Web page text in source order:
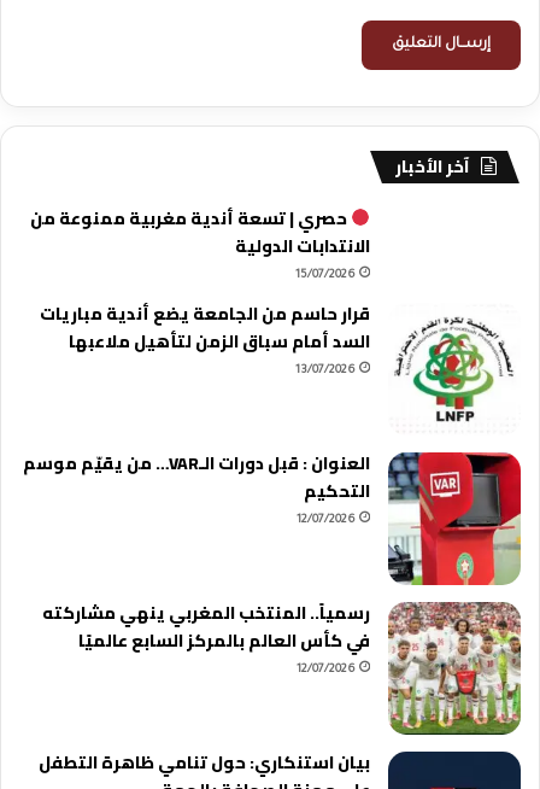
آخر الأخبار
حصري | تسعة أندية مغربية ممنوعة من
الانتدابات الدولية
15/07/2026
قرار حاسم من الجامعة يضع أندية مباريات
السد أمام سباق الزمن لتأهيل ملاعبها
13/07/2026
العنوان : قبل دورات الـVAR… من يقيّم موسم
التحكيم
12/07/2026
رسمياً.. المنتخب المغربي ينهي مشاركته
في كأس العالم بالمركز السابع عالميًا
12/07/2026
بيان استنكاري: حول تنامي ظاهرة التطفل